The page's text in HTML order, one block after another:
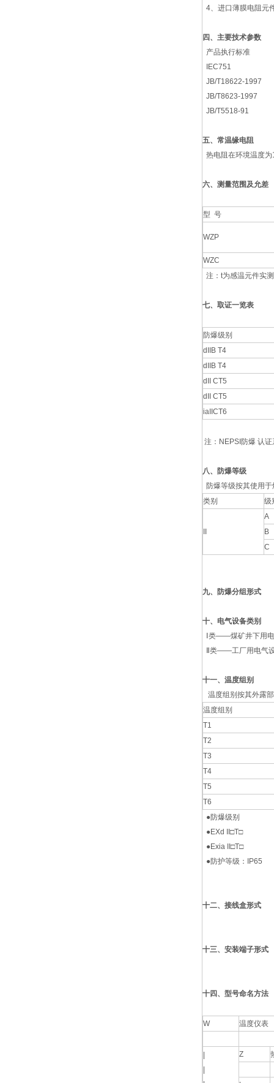
4、进口薄膜电阻元
四、主要技术参数
产品执行标准
IEC751
JB/T18622-1997
JB/T8623-1997
JB/T5518-91
五、常温缘电阻
热电阻在环境温度
六、测量范围及允差
型 号
WZP
WZC
注：t为感温元件实
七、 取证一览表
防爆级别
dIIB T4
dIIB T4
dII CT5
dII CT5
iaIICT6
注：NEPSI防爆 认
八、防爆等级
防爆等级按其使用
类别
级
A
B
C
九、 防爆分组形式
十、电气设备类别
Ⅰ类——煤矿井下用
Ⅱ类——工厂用电气
十一、温度组别
温度组别按其外露
温度组别
T1
T2
T3
T4
T5
T6
●防爆级别
●EXd II□T□
●Exia II□T□
●防护等级：IP65
十二、 接线盒形式
十三、安装端子形式
十四、 型号命名方法
W 温度仪表
Z